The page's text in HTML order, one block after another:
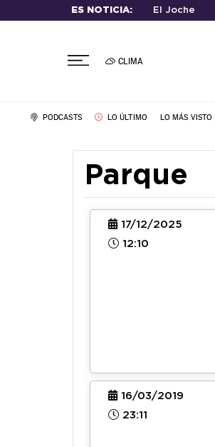
ES NOTICIA: El Joche
CLIMA
PODCASTS LO ÚLTIMO LO MÁS VISTO
Parque
17/12/2025
12:10
16/03/2019
23:11